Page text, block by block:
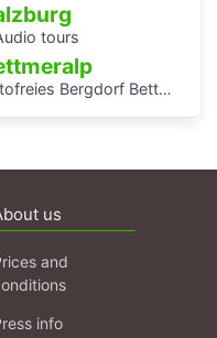
tours
Bergdorf Bettmeralp
us
and
info